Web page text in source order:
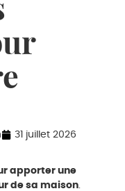
31 juillet 2026
apporter une
de sa maison.